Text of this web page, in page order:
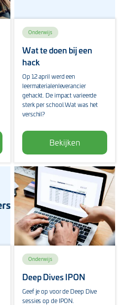
Onderwijs
Wat te doen bij een
hack
Op 12 april werd een
leermaterialenleverancier
gehackt. De impact varieerde
sterk per school.Wat was het
verschil?
Bekijken
Onderwijs
Deep Dives IPON
Geef je op voor de Deep Dive
sessies op de IPON.